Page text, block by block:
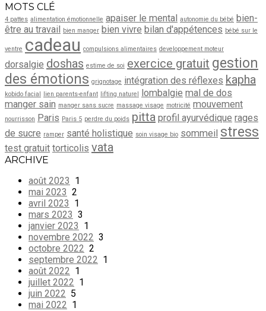
MOTS CLÉ
4 pattes alimentation émotionnelle apaiser le mental autonomie du bébé bien-
être au travail bien manger bien vivre bilan d'appétences bébé sur le
ventre cadeau compulsions alimentaires developpement moteur
dorsalgie doshas estime de soi exercice gratuit gestion
des émotions grignotage intégration des réflexes kapha
kobido facial lien parents-enfant lifting naturel lombalgie mal de dos
manger sain manger sans sucre massage visage motricité mouvement
nourrisson Paris Paris 5 perdre du poids pitta profil ayurvédique rages
de sucre ramper santé holistique soin visage bio sommeil stress
test gratuit torticolis vata
ARCHIVE
août 2023 1
mai 2023 2
avril 2023 1
mars 2023 3
janvier 2023 1
novembre 2022 3
octobre 2022 2
septembre 2022 1
août 2022 1
juillet 2022 1
juin 2022 5
mai 2022 1